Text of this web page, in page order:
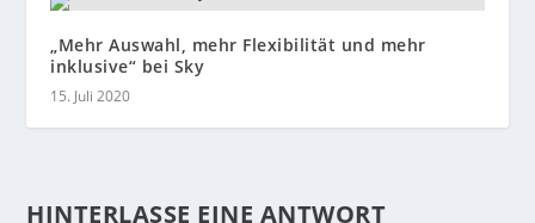
„Mehr Auswahl, mehr Flexibilität und mehr
inklusive“ bei Sky
15. Juli 2020
HINTERLASSE EINE ANTWORT